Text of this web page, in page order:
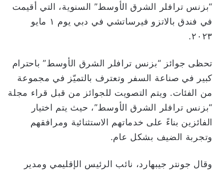
“بزنس ترافلر الشرق الأوسط” السنوية، التي أقيمت
في فندق بالاتزو فيرساتشي في دبي يوم ۱ مايو
۲۰۲۳.
تحظى جوائز “بزنس ترافلر الشرق الأوسط” باحترام
كبير في صناعة السفر وتعترف بالتميّز في مجموعة
من الفئات. ويتم التصويت للجوائز من قبل قراء مجلة
“بزنس ترافلر الشرق الأوسط”، حيث يتم اختيار
الفائزين بناءً على خدماتهم الاستثنائية ومرافقهم
وتجربة الضيف بشكل عام.
وقال جونتر جيبهارد، نائب الرئيس الإقليمي ومدير